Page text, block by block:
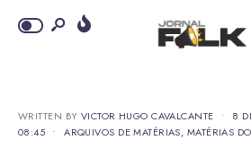
WRITTEN BY VICTOR HUGO CAVALCANTE • 8
08:45 • ARQUIVOS DE MATÉRIAS, MATÉRIAS